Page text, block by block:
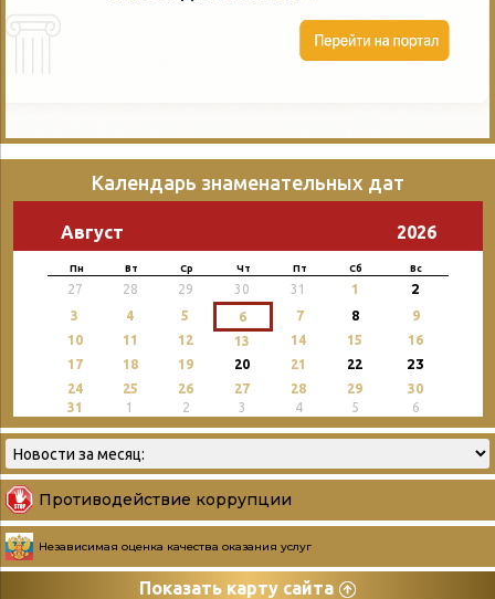
Календарь знаменательных дат
Август 2026
Пн Вт Ср Чт Пт Сб Вс
27 28 29 30 31 1 2
3 4 5 6 7 8
9
10
11 12 13 14 15
16
17
18 19 20 21 22 23
24 25 26 27 28 29
30
31
1 2 3 4 5 6
Противодействие коррупции
Независимая оценка качества оказания услуг
Показать карту сайта